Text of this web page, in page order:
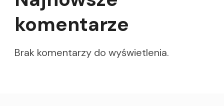
komentarze
Brak komentarzy do wyświetlenia.